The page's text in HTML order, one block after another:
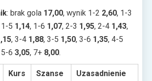
: brak gola 17,00, wynik 1-2 2,60, 1-3
1-5 1,14, 1-6 1,07, 2-3 1,95, 2-4 1,43,
, 3-4 1,88, 3-5 1,50, 3-6 1,35, 4-5
5-6 3,05, 7+ 8,00.
Kurs Szanse Uzasadnienie